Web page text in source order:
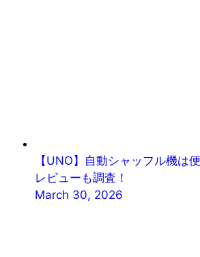
【UNO】自動シャッフル機は
レビューも調査！
March 30, 2026